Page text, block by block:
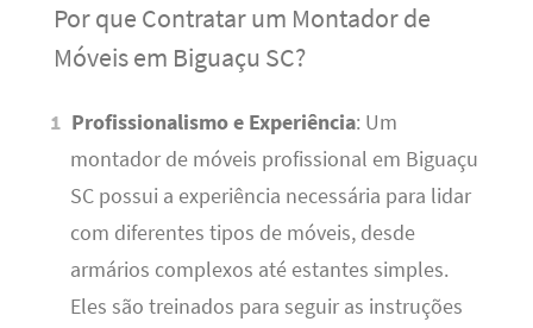
Por que Contratar um Montador de
Móveis em Biguaçu SC?
Profissionalismo e Experiência: Um
montador de móveis profissional em Biguaçu
SC possui a experiência necessária para lidar
com diferentes tipos de móveis, desde
armários complexos até estantes simples.
Eles são treinados para seguir as instruções